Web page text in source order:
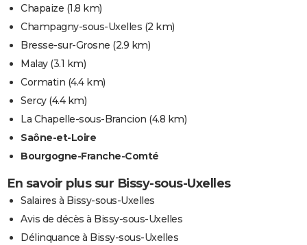
Chapaize (1.8 km)
Champagny-sous-Uxelles (2 km)
Bresse-sur-Grosne (2.9 km)
Malay(3.1 km)
Cormatin (4.4 km)
Sercy(4.4 km)
La Chapelle-sous-Brancion (4.8 km)
Saône-et-Loire
Bourgogne-Franche-Comté
En savoir plus sur Bissy-sous-Uxelles
Salaires à Bissy-sous-Uxelles
Avis de décès à Bissy-sous-Uxelles
Délinquance à Bissy-sous-Uxelles